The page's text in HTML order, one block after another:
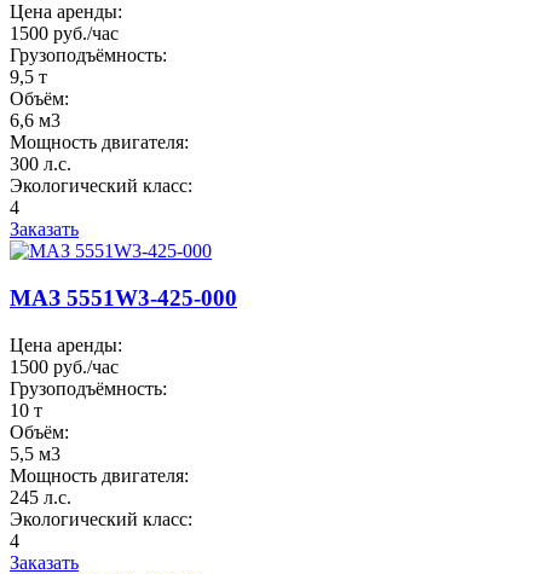
Цена аренды:
1500 руб./час
Грузоподъёмность:
9,5 т
Объём:
6,6 м3
Мощность двигателя:
300 л.с.
Экологический класс:
4
Заказать
МАЗ 5551W3-425-000
Цена аренды:
1500 руб./час
Грузоподъёмность:
10 т
Объём:
5,5 м3
Мощность двигателя:
245 л.с.
Экологический класс:
4
Заказать